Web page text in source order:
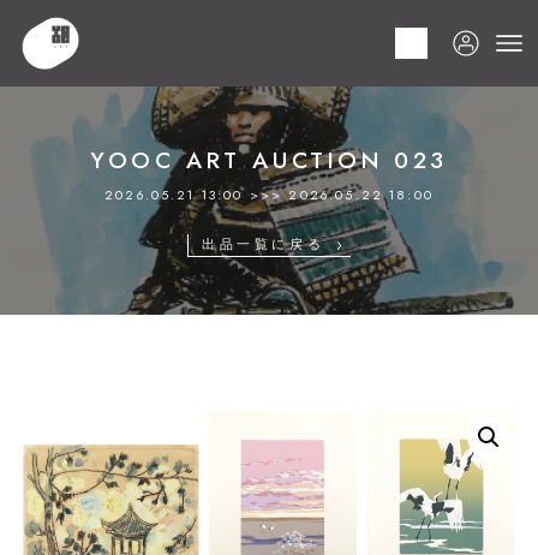
HOME
YOOC ART AUCTION 023
2026.05.21 13:00 >>> 2026.05.22 18:00
出品一覧に戻る